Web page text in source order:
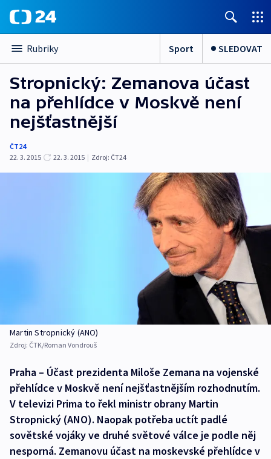
Rubriky Sport SLEDOVAT
Stropnický: Zemanova účast
na přehlídce v Moskvě není
nejšťastnější
ČT24
22. 3. 2015
22. 3. 2015 | Zdroj: ČT24
Martin Stropnický (ANO)
Zdroj: ČTK/Roman Vondrouš
Praha – Účast prezidenta Miloše Zemana na vojenské
přehlídce v Moskvě není nejšťastnějším rozhodnutím.
V televizi Prima to řekl ministr obrany Martin
Stropnický (ANO). Naopak potřeba uctít padlé
sovětské vojáky ve druhé světové válce je podle něj
nesporná. Zemanovu účast na moskevské přehlídce v